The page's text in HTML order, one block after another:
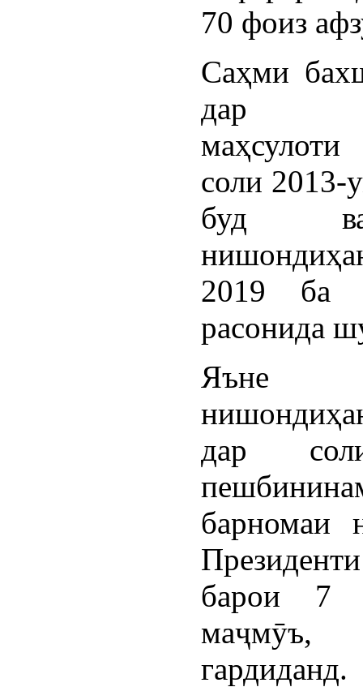
70 фоиз
Саҳми
дар
соли 2013-
буд
2019 ба
расонида
Яъне
дар
барномаи
барои 7
гардиданд.